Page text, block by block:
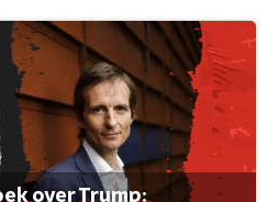
over Trump: